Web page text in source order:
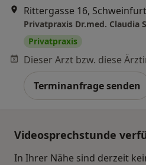
Rittergasse 16, Schweinfurt
Privatpraxis
Terminanfrage senden
Videosprechstunde
In Ihrer Nähe sind derzeit